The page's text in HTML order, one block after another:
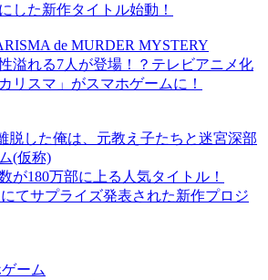
した新作タイトル始動！
de MURDER MYSTERY
溢れる7人が登場！？テレビアニメ化
リスマ」がスマホゲームに！
脱した俺は、元教え子たちと迷宮深部
(仮称)
が180万部に上る人気タイトル！
にてサプライズ発表された新作プロジ
ーム